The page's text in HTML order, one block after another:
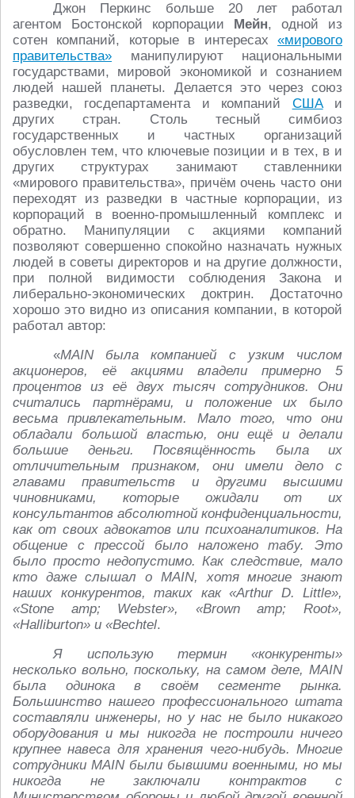
Джон Перкинс больше 20 лет работал
агентом Бостонской корпорации Мейн, одной из
сотен компаний, которые в интересах «мирового
правительства» манипулируют национальными
государствами, мировой экономикой и сознанием
людей нашей планеты. Делается это через союз
разведки, госдепартамента и компаний СШАи
других стран. Столь тесный симбиоз
государственных и частных организаций
обусловлен тем, что ключевые позиции и в тех, в и
других структурах занимают ставленники
«мирового правительства», причём очень часто они
переходят из разведки в частные корпорации, из
корпораций в военно-промышленный комплекс и
обратно. Манипуляции с акциями компаний
позволяют совершенно спокойно назначать нужных
людей в советы директоров и на другие должности,
при полной видимости соблюдения Закона и
либерально-экономических доктрин. Достаточно
хорошо это видно из описания компании, в которой
работал автор:
«MAIN была компанией с узким числом
акционеров, её акциями владели примерно 5
процентов из её двух тысяч сотрудников. Они
считались партнёрами, и положение их было
весьма привлекательным. Мало того, что они
обладали большой властью, они ещё и делали
большие деньги. Посвящённость была их
отличительным признаком, они имели дело с
главами правительств и другими высшими
чиновниками, которые ожидали от их
консультантов абсолютной конфиденциальности,
как от своих адвокатов или психоаналитиков. На
общение с прессой было наложено табу. Это
было просто недопустимо. Как следствие, мало
кто даже слышал о MAIN, хотя многие знают
наших конкурентов, таких как «Arthur D. Little»,
«Stone amp; Webster», «Brown amp; Root»,
«Halliburton» и «Bechtel.
Я использую термин «конкуренты»
несколько вольно, поскольку, на самом деле, MAIN
была одинока в своём сегменте рынка.
Большинство нашего профессионального штата
составляли инженеры, но у нас не было никакого
оборудования и мы никогда не построили ничего
крупнее навеса для хранения чего‑нибудь. Многие
сотрудники MAIN были бывшими военными, но мы
никогда не заключали контрактов с